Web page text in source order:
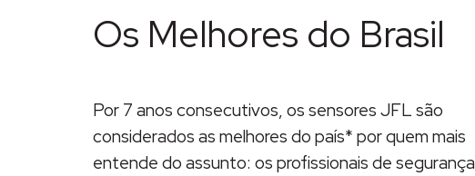
Os Melhores do Brasil
Por 7 anos consecutivos, os sensores JFL são
considerados as melhores do país* por quem mais
entende do assunto: os profissionais de segurança